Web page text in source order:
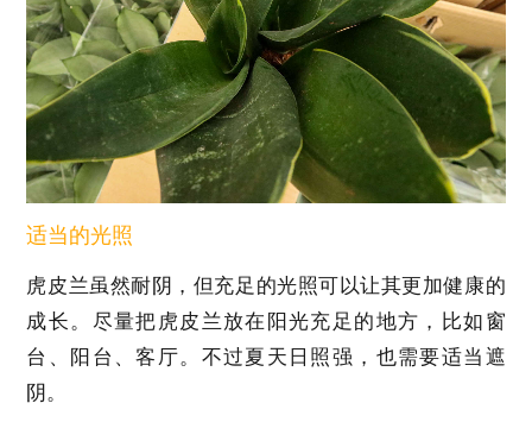
适当的光照
虎皮兰虽然耐阴，但充足的光照可以让其更加健康的
成长。尽量把虎皮兰放在阳光充足的地方，比如窗
台、阳台、客厅。不过夏天日照强，也需要适当遮
阴。